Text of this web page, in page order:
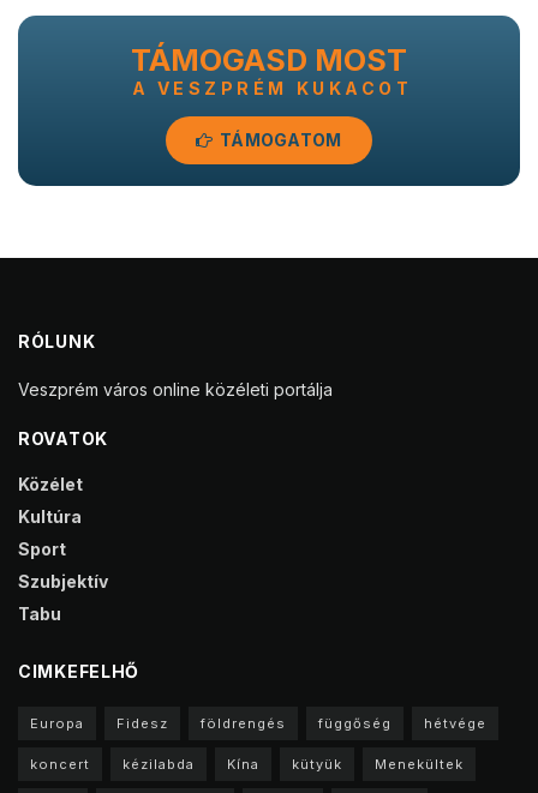
TÁMOGASD MOST
A VESZPRÉM KUKACOT
TÁMOGATOM
RÓLUNK
Veszprém város online közéleti portálja
ROVATOK
Közélet
Kultúra
Sport
Szubjektív
Tabu
CIMKEFELHŐ
Europa Fidesz földrengés függőség hétvége
koncert kézilabda Kína kütyük Menekültek